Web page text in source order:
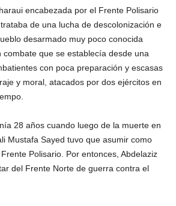
encabezada por el Frente Polisario
de una lucha de descolonización e
desarmado muy poco conocida
combate que se establecía desde una
con poca preparación y escasas
y moral, atacados por dos ejércitos en
28 años cuando luego de la muerte en
Mustafa Sayed tuvo que asumir como
Polisario. Por entonces, Abdelaziz
del Frente Norte de guerra contra el